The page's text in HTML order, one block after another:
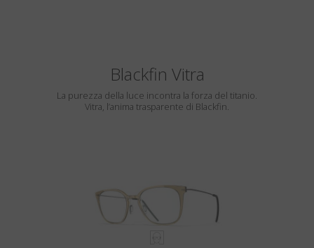
Blackfin Vitra
La purezza della luce incontra la forza del titanio.
Vitra, l’anima trasparente di Blackfin.